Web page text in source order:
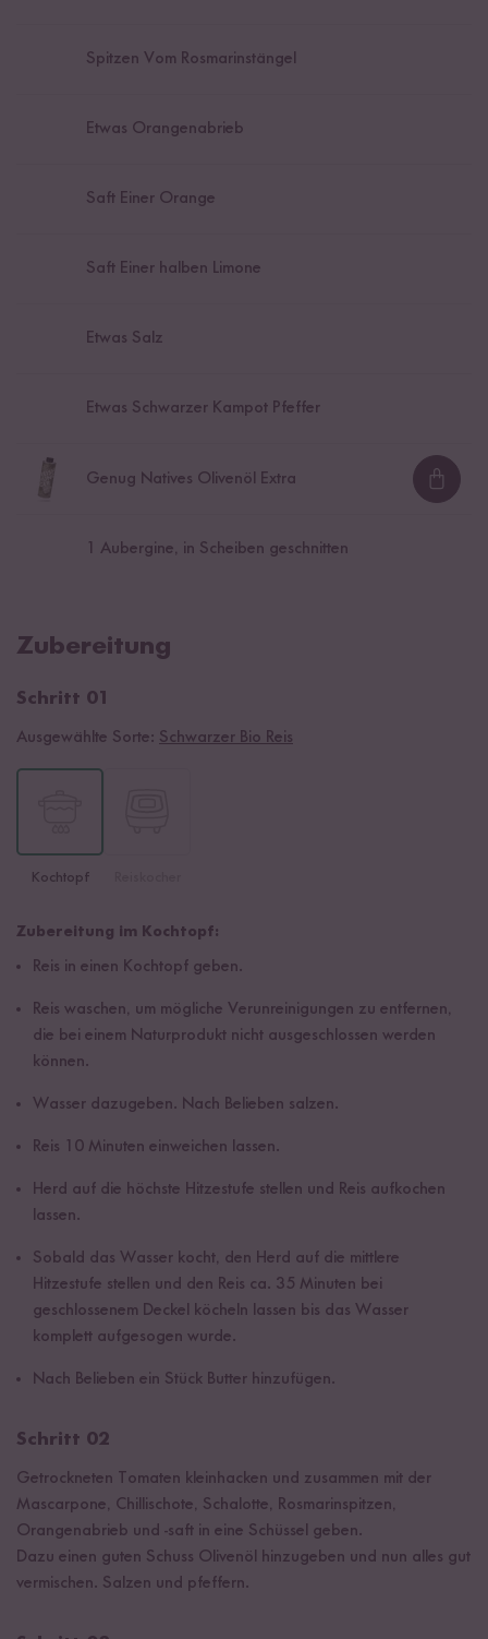
Spitzen Vom Rosmarinstängel
Etwas Orangenabrieb
Saft Einer Orange
Saft Einer halben Limone
Etwas Salz
Etwas Schwarzer Kampot Pfeffer
Genug Natives Olivenöl Extra
1 Aubergine, in Scheiben geschnitten
Zubereitung
Schritt 01
Ausgewählte Sorte: Schwarzer Bio Reis
Kochtopf
Zubereitung im Kochtopf:
Reis in einen Kochtopf geben.
Reis waschen, um mögliche Verunreinigungen zu entfernen,
die bei einem Naturprodukt nicht ausgeschlossen werden
können.
Wasser dazugeben. Nach Belieben salzen.
Reis 10 Minuten einweichen lassen.
Herd auf die höchste Hitzestufe stellen und Reis aufkochen
lassen.
Sobald das Wasser kocht, den Herd auf die mittlere
Hitzestufe stellen und den Reis ca. 35 Minuten bei
geschlossenem Deckel köcheln lassen bis das Wasser
komplett aufgesogen wurde.
Nach Belieben ein Stück Butter hinzufügen.
Schritt 02
Getrockneten Tomaten kleinhacken und zusammen mit der
Mascarpone, Chillischote, Schalotte, Rosmarinspitzen,
Orangenabrieb und -saft in eine Schüssel geben.
Dazu einen guten Schuss Olivenöl hinzugeben und nun alles gut
vermischen. Salzen und pfeffern.